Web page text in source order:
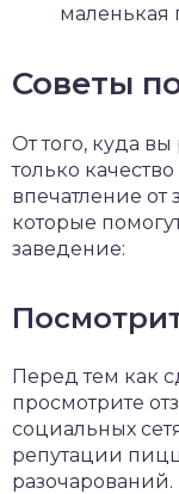
маленькая
Советы
От того, куда вы
только
впечатление от
которые
заведение:
Перед тем как
просмотрите
социальных
репутации
разочарований.